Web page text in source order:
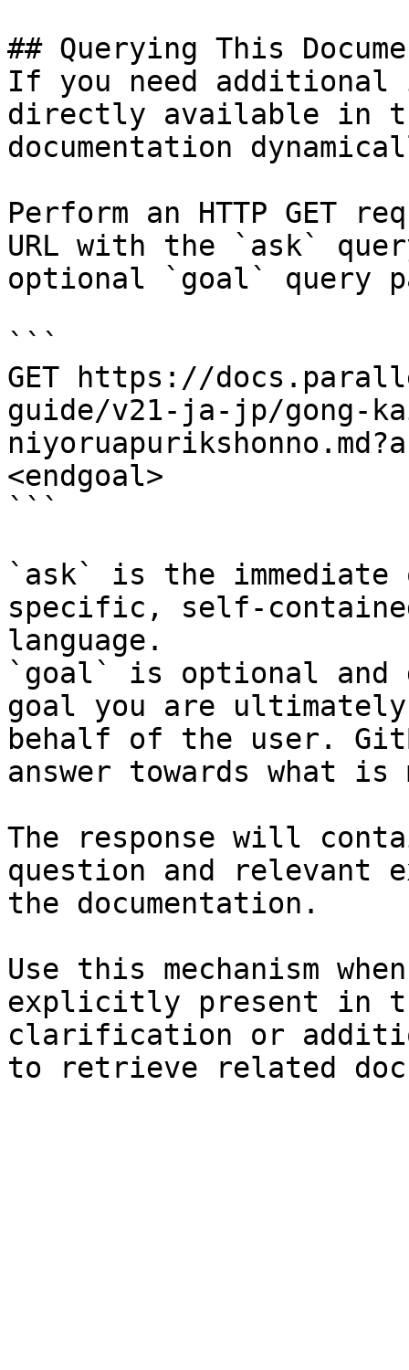
## Querying This
If you need
directly available in
documentation
Perform an HTTP GET
URL with the `ask`
optional `goal` query
```
GET https://
guide/v21-ja-jp/gong-
<endgoal>
```
`ask` is the
specific, self-
language.
`goal` is optional and
goal you are
behalf of the user.
answer towards what
The response will
question and relevant
the documentation.
Use this mechanism
explicitly present in
clarification or